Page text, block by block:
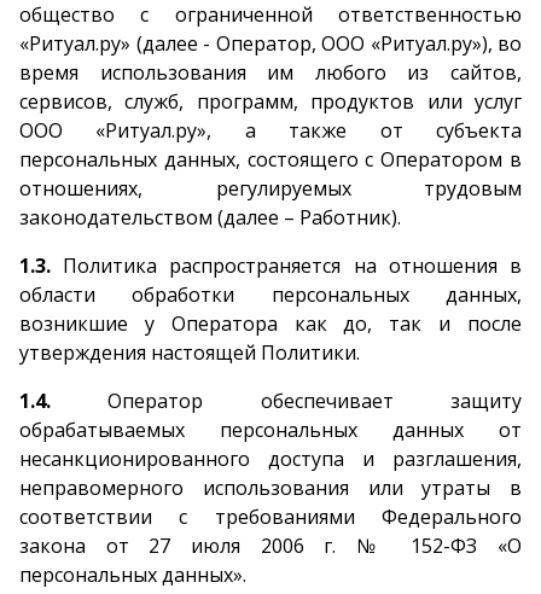
общество с ограниченной ответственностью
«Ритуал.ру» (далее - Оператор, ООО «Ритуал.ру»), во
время использования им любого из сайтов,
сервисов, служб, программ, продуктов или услуг
ООО «Ритуал.ру», а также от субъекта
персональных данных, состоящего с Оператором в
отношениях, регулируемых трудовым
законодательством (далее – Работник).
1.3. Политика распространяется на отношения в
области обработки персональных данных,
возникшие у Оператора как до, так и после
утверждения настоящей Политики.
1.4.Оператор обеспечивает защиту
обрабатываемых персональных данных от
несанкционированного доступа и разглашения,
неправомерного использования или утраты в
соответствии с требованиями Федерального
закона от 27 июля 2006 г. № 152-ФЗ «О
персональных данных».